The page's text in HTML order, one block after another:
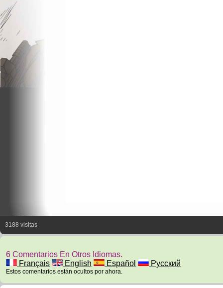
3188 visitas
6 Comentarios En Otros Idiomas.
Français
English Español Русский
Estos comentarios están ocultos por ahora.